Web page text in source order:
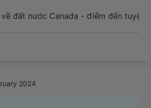
về đất nước Canada - điểm đến tuyệt
2024